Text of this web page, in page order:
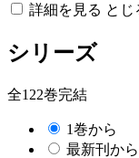
詳細を見る とじ
シリーズ
全122巻完結
1巻から
最新刊から